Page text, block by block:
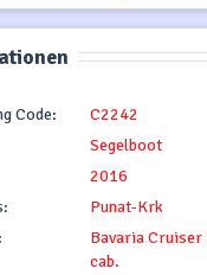
Code:
C2242
Segelboot
2016
Punat-Krk
Bavaria Cruiser
cab.